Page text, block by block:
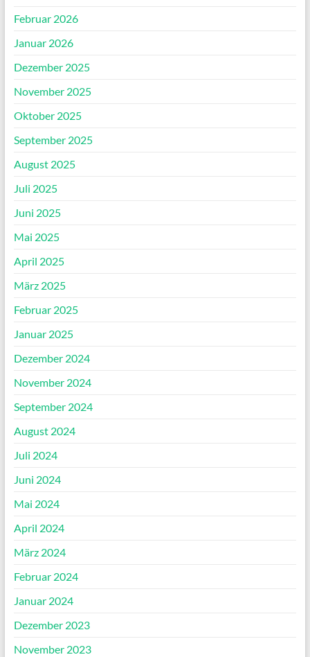
Februar 2026
Januar 2026
Dezember 2025
November 2025
Oktober 2025
September 2025
August 2025
Juli 2025
Juni 2025
Mai 2025
April 2025
März 2025
Februar 2025
Januar 2025
Dezember 2024
November 2024
September 2024
August 2024
Juli 2024
Juni 2024
Mai 2024
April 2024
März 2024
Februar 2024
Januar 2024
Dezember 2023
November 2023